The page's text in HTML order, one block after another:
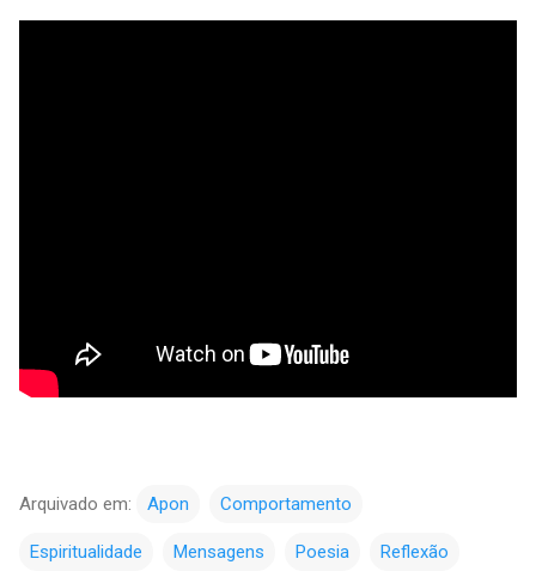
Arquivado em: Apon Comportamento
Espiritualidade Mensagens Poesia Reflexão